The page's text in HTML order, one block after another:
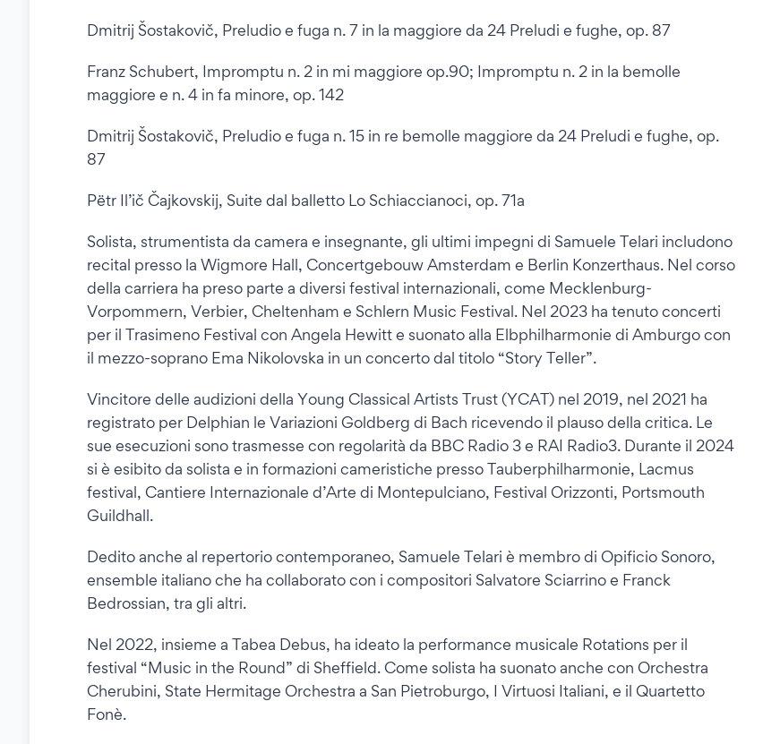
Dmitrij Šostakovič, Preludio e fuga n. 7 in la maggiore da 24 Preludi e fughe, op. 87
Franz Schubert, Impromptu n. 2 in mi maggiore op.90; Impromptu n. 2 in la bemolle
maggiore e n. 4 in fa minore, op. 142
Dmitrij Šostakovič, Preludio e fuga n. 15 in re bemolle maggiore da 24 Preludi e fughe, op.
87
Pëtr Il’ič Čajkovskij, Suite dal balletto Lo Schiaccianoci, op. 71a
Solista, strumentista da camera e insegnante, gli ultimi impegni di Samuele Telari includono
recital presso la Wigmore Hall, Concertgebouw Amsterdam e Berlin Konzerthaus. Nel corso
della carriera ha preso parte a diversi festival internazionali, come Mecklenburg-
Vorpommern, Verbier, Cheltenham e Schlern Music Festival. Nel 2023 ha tenuto concerti
per il Trasimeno Festival con Angela Hewitt e suonato alla Elbphilharmonie di Amburgo con
il mezzo-soprano Ema Nikolovska in un concerto dal titolo “Story Teller”.
Vincitore delle audizioni della Young Classical Artists Trust (YCAT) nel 2019, nel 2021 ha
registrato per Delphian le Variazioni Goldberg di Bach ricevendo il plauso della critica. Le
sue esecuzioni sono trasmesse con regolarità da BBC Radio 3 e RAI Radio3. Durante il 2024
si è esibito da solista e in formazioni cameristiche presso Tauberphilharmonie, Lacmus
festival, Cantiere Internazionale d’Arte di Montepulciano, Festival Orizzonti, Portsmouth
Guildhall.
Dedito anche al repertorio contemporaneo, Samuele Telari è membro di Opificio Sonoro,
ensemble italiano che ha collaborato con i compositori Salvatore Sciarrino e Franck
Bedrossian, tra gli altri.
Nel 2022, insieme a Tabea Debus, ha ideato la performance musicale Rotations per il
festival “Music in the Round” di Sheffield. Come solista ha suonato anche con Orchestra
Cherubini, State Hermitage Orchestra a San Pietroburgo, I Virtuosi Italiani, e il Quartetto
Fonè.